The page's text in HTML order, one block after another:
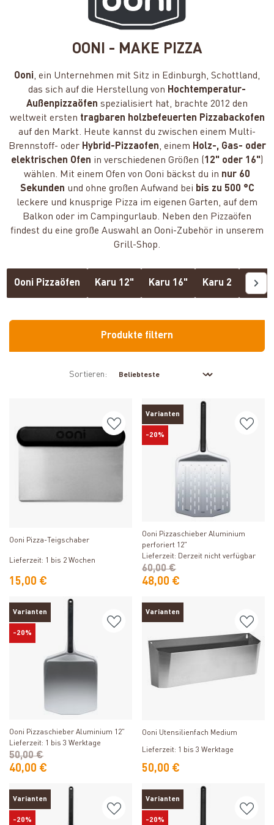
OONI - MAKE PIZZA
Ooni, ein Unternehmen mit Sitz in Edinburgh, Schottland,
das sich auf die Herstellung von Hochtemperatur-
Außenpizzaöfen spezialisiert hat, brachte 2012 den
weltweit ersten tragbaren holzbefeuerten Pizzabackofen
auf den Markt. Heute kannst du zwischen einem Multi-
Brennstoff- oder Hybrid-Pizzaofen, einem Holz-, Gas- oder
elektrischen Ofen in verschiedenen Größen (12" oder 16")
wählen. Mit einem Ofen von Ooni bäckst du in nur 60
Sekunden und ohne großen Aufwand bei bis zu 500 °C
leckere und knusprige Pizza im eigenen Garten, auf dem
Balkon oder im Campingurlaub. Neben den Pizzaöfen
findest du eine große Auswahl an Ooni-Zubehör in unserem
Grill-Shop.
Ooni Pizzaöfen Karu 12" Karu 16" Karu 2 Koda
Produkte filtern
Sortieren:
Ooni Pizza-Teigschaber
Lieferzeit: 1 bis 2 Wochen
15,00 €
Varianten
-20%
Produkt ansehen
Ooni Pizzaschieber Aluminium
perforiert 12"
Lieferzeit: Derzeit nicht verfügbar
48,00 €
60,00 €
Varianten
-20%
Produkt ansehen
Ooni Pizzaschieber Aluminium 12"
Lieferzeit: 1 bis 3 Werktage
40,00 €
50,00 €
Varianten
Ooni Utensilienfach Medium
Lieferzeit: 1 bis 3 Werktage
50,00 €
Varianten
-20%
Varianten
-20%